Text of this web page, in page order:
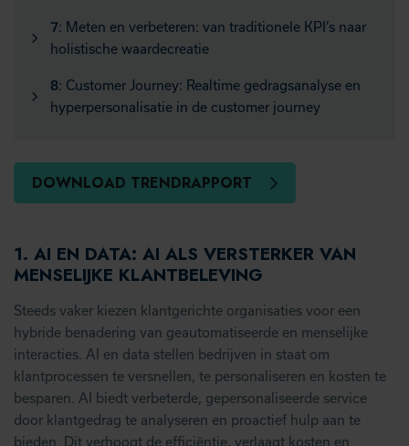
7: Meten en verbeteren: van traditionele KPI’s naar
holistische waardecreatie
8: Customer Journey: Realtime gedragsanalyse en
hyperpersonalisatie in de customer journey
DOWNLOAD TRENDRAPPORT
1. AI EN DATA: AI ALS VERSTERKER VAN
MENSELIJKE KLANTBELEVING
Steeds vaker kiezen klantgerichte organisaties voor een
hybride benadering van geautomatiseerde en menselijke
interacties. AI en data stellen bedrijven in staat om
klantprocessen te versnellen, te personaliseren en kosten te
besparen. AI biedt verbeterde, gepersonaliseerde service
door klantgedrag te analyseren en proactief hulp aan te
bieden. Dit verhoogt de efficiëntie, verlaagt kosten en